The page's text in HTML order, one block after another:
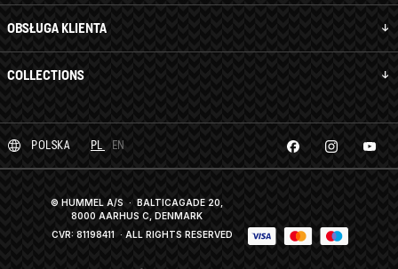
OBSŁUGA KLIENTA
COLLECTIONS
POLSKA PL EN
© HUMMEL A/S · BALTICAGADE 20,
8000 AARHUS C, DENMARK
CVR: 81198411 · ALL RIGHTS RESERVED